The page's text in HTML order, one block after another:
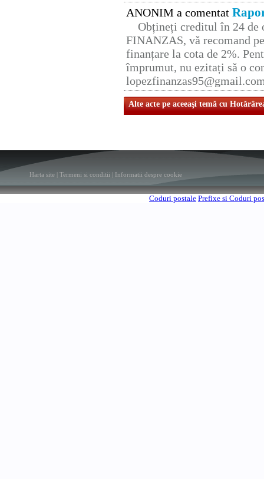
ANONIM a comentat
Obțineți creditul în 24 de
FINANZAS, vă recomand
finanțare la cota de 2%.
împrumut, nu ezitați să o
Alte acte pe aceeaşi temă cu
Harta site Termeni si conditii Informatii despre cookie
Coduri postale Prefixe si Coduri